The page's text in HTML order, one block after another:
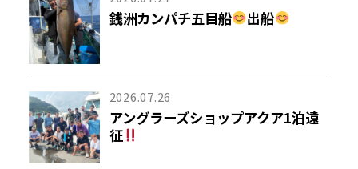
銭洲カンパチ五目船 出船
2026.07.26
アングラーズショップアクア1泊遠
征